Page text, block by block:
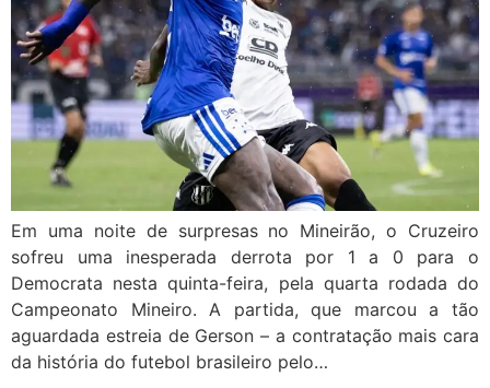
Em uma noite de surpresas no Mineirão, o Cruzeiro
sofreu uma inesperada derrota por 1 a 0 para o
Democrata nesta quinta-feira, pela quarta rodada do
Campeonato Mineiro. A partida, que marcou a tão
aguardada estreia de Gerson – a contratação mais cara
da história do futebol brasileiro pelo…